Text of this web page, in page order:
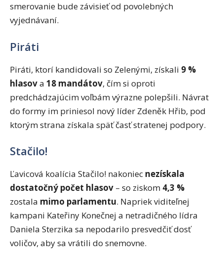
smerovanie bude závisieť od povolebných
vyjednávaní.
Piráti
Piráti, ktorí kandidovali so Zelenými, získali 9 %
hlasova 18 mandátov, čím si oproti
predchádzajúcim voľbám výrazne polepšili. Návrat
do formy im priniesol nový líder Zdeněk Hřib, pod
ktorým strana získala späť časť stratenej podpory.
Stačilo!
Ľavicová koalícia Stačilo! nakoniec nezískala
dostatočný počet hlasov – so ziskom 4,3 %
zostala mimo parlamentu. Napriek viditeľnej
kampani Kateřiny Konečnej a netradičného lídra
Daniela Sterzika sa nepodarilo presvedčiť dosť
voličov, aby sa vrátili do snemovne.